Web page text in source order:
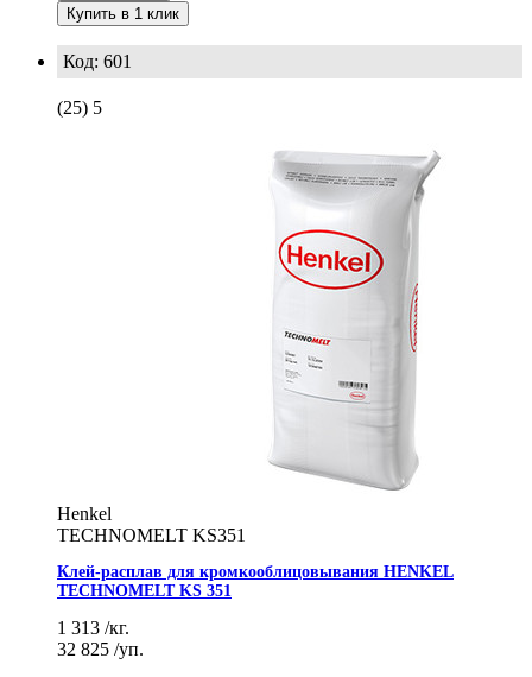
Купить в 1 клик
Код: 601
(25) 5
Henkel
TECHNOMELT KS351
Клей-расплав для кромкооблицовывания HENKEL
TECHNOMELT KS 351
1 313 /кг.
32 825 /уп.